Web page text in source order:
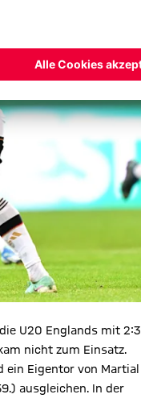
U20 Englands mit 2:3
nicht zum Einsatz.
ein Eigentor von Martial
ausgleichen. In der